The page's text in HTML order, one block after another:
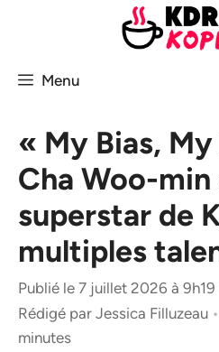
Menu
« My Bias, My
Cha Woo-
superstar de
multiples
Publié le 7 juillet 2026 à 9h19
Rédigé par Jessica Filluzeau •
minutes